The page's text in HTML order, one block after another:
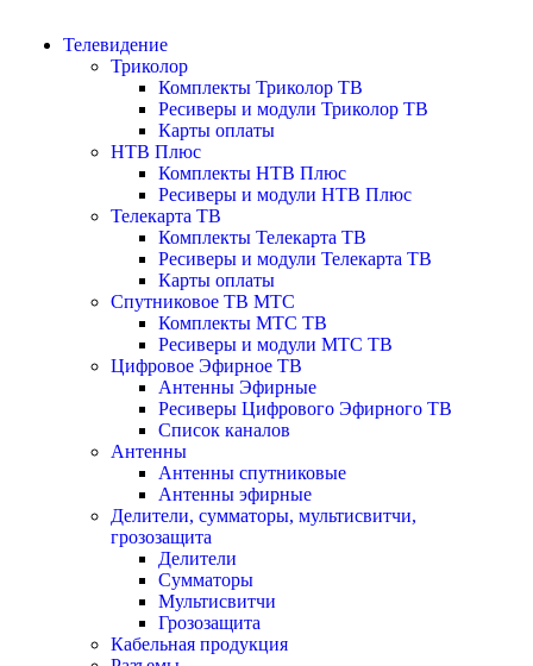
Телевидение
Триколор
Комплекты Триколор ТВ
Ресиверы и модули Триколор ТВ
Карты оплаты
НТВ Плюс
Комплекты НТВ Плюс
Ресиверы и модули НТВ Плюс
Телекарта ТВ
Комплекты Телекарта ТВ
Ресиверы и модули Телекарта ТВ
Карты оплаты
Спутниковое ТВ МТС
Комплекты МТС ТВ
Ресиверы и модули МТС ТВ
Цифровое Эфирное ТВ
Антенны Эфирные
Ресиверы Цифрового Эфирного ТВ
Список каналов
Антенны
Антенны спутниковые
Антенны эфирные
Делители, сумматоры, мультисвитчи,
грозозащита
Делители
Сумматоры
Мультисвитчи
Грозозащита
Кабельная продукция